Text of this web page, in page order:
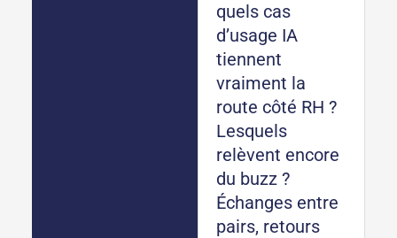
quels cas
d’usage IA
tiennent
vraiment la
route côté RH ?
Lesquels
relèvent encore
du buzz ?
Échanges entre
pairs, retours